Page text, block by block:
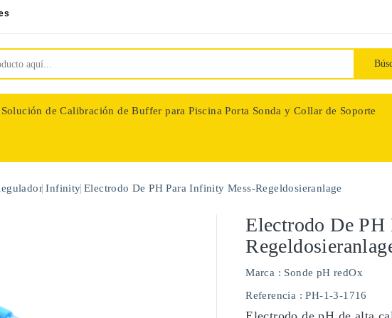
Solución de Calibración de Buffer para Piscina Porta Sonda y Collar de Soporte
Infinity Electrodo De PH Para Infinity Mess-Regeldosieranlage
Electrodo De
Marca : Sonde pH redOx
Referencia : PH-1-3-1716